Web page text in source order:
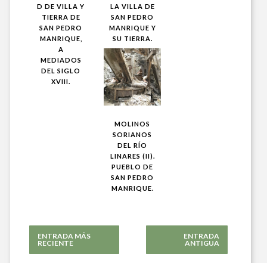
D DE VILLA Y
TIERRA DE
SAN PEDRO
MANRIQUE,
A
MEDIADOS
DEL SIGLO
XVIII.
LA VILLA DE
SAN PEDRO
MANRIQUE Y
SU TIERRA.
MOLINOS
SORIANOS
DEL RÍO
LINARES (II).
PUEBLO DE
SAN PEDRO
MANRIQUE.
ENTRADA MÁS
RECIENTE
ENTRADA
ANTIGUA